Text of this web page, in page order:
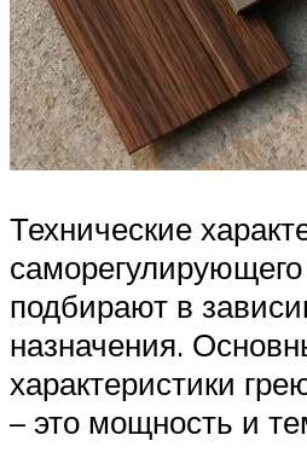
Технические
подбирают в
назначения.
характеристики
– это мощность и